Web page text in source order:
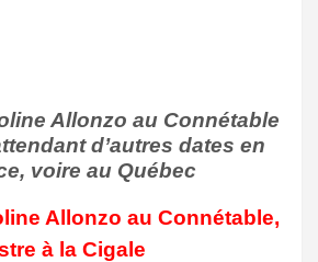
Allonzo au Connétable
d’autres dates en
voire au Québec
Allonzo au Connétable,
à la Cigale